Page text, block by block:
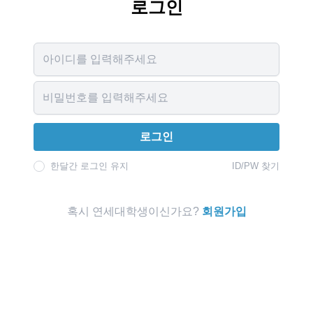
로그인
로그인
한달간 로그인 유지 ID/PW 찾기
혹시 연세대학생이신가요? 회원가입